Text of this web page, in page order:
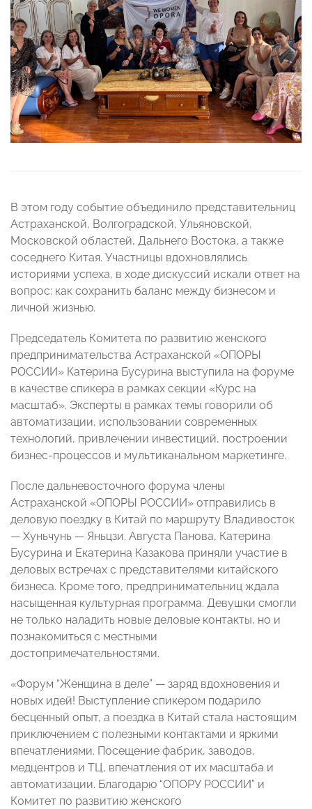
В этом году событие объединило представительниц
Астраханской, Волгоградской, Ульяновской,
Московской областей, Дальнего Востока, а также
соседнего Китая. Участницы вдохновлялись
историями успеха, в ходе дискуссий искали ответ на
вопрос: как сохранить баланс между бизнесом и
личной жизнью.
Председатель Комитета по развитию женского
предпринимательства Астраханской «ОПОРЫ
РОССИИ» Катерина Бусурина выступила на форуме
в качестве спикера в рамках секции «Курс на
масштаб». Эксперты в рамках темы говорили об
автоматизации, использовании современных
технологий, привлечении инвестиций, построении
бизнес-процессов и мультиканальном маркетинге.
После дальневосточного форума члены
Астраханской «ОПОРЫ РОССИИ» отправились в
деловую поездку в Китай по маршруту Владивосток
— Хуньчунь — Яньцзи. Августа Панова, Катерина
Бусурина и Екатерина Казакова приняли участие в
деловых встречах с представителями китайского
бизнеса. Кроме того, предпринимательниц ждала
насыщенная культурная программа. Девушки смогли
не только наладить новые деловые контакты, но и
познакомиться с местными
достопримечательностями.
«Форум “Женщина в деле” — заряд вдохновения и
новых идей! Выступление спикером подарило
бесценный опыт, а поездка в Китай стала настоящим
приключением с полезными контактами и яркими
впечатлениями. Посещение фабрик, заводов,
медцентров и ТЦ, впечатления от их масштаба и
автоматизации. Благодарю “ОПОРУ РОССИИ” и
Комитет по развитию женского